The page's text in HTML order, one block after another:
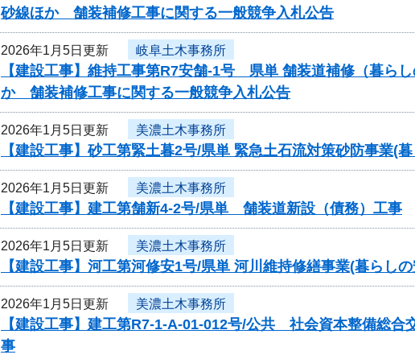
砂線ほか 舗装補修工事に関する一般競争入札公告
2026年1月5日更新 岐阜土木事務所
【建設工事】維持工事第R7安舗-1号 県単 舗装道補修（暮ら
か 舗装補修工事に関する一般競争入札公告
2026年1月5日更新 美濃土木事務所
【建設工事】砂工第緊土暮2号/県単 緊急土石流対策砂防事業
2026年1月5日更新 美濃土木事務所
【建設工事】建工第舗新4-2号/県単 舗装道新設（債務）工事
2026年1月5日更新 美濃土木事務所
【建設工事】河工第河修安1号/県単 河川維持修繕事業(暮ら
2026年1月5日更新 美濃土木事務所
【建設工事】建工第R7-1-A-01-012号/公共 社会資本整備総合
事